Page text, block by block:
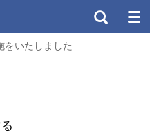
をいたしました